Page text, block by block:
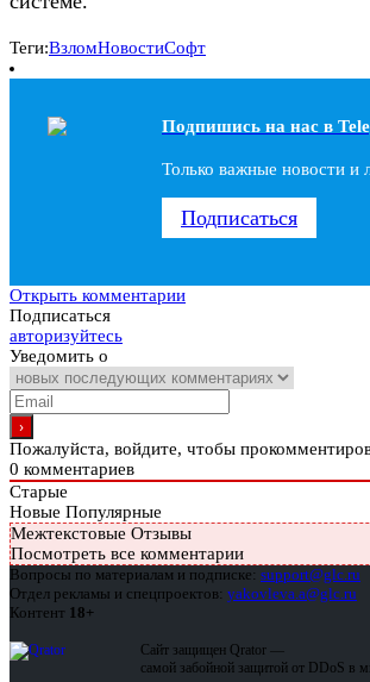
Теги:ВзломНовостиСофт
Подпишись на наc в
Только важные новости и
Подписаться
Открыть комментарии
Подписаться
авторизуйтесь
Уведомить о
Пожалуйста, войдите, чтобы
0 комментариев
Старые
Новые Популярные
Межтекстовые Отзывы
Посмотреть все комментарии
Вопросы по материалам и подписке: support@glc.ru
Отдел рекламы и спецпроектов: yakovleva.a@glc.ru
Контент 18+
Сайт защищен Qrator —
самой забойной защитой от DDoS в